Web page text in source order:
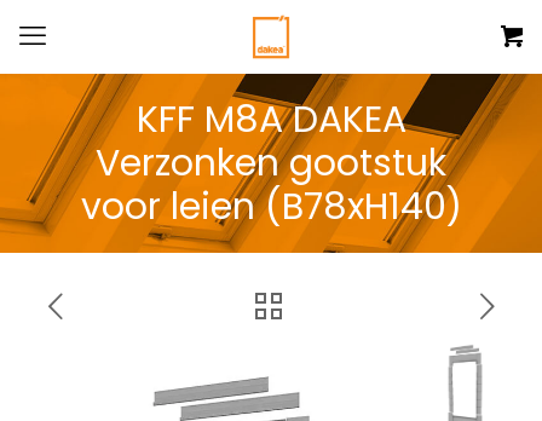
KFF M8A DAKEA
Verzonken gootstuk
voor leien (B78xH140)